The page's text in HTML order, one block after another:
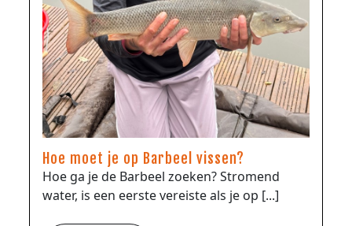
Hoe moet je op Barbeel vissen?
Hoe ga je de Barbeel zoeken? Stromend
water, is een eerste vereiste als je op [...]